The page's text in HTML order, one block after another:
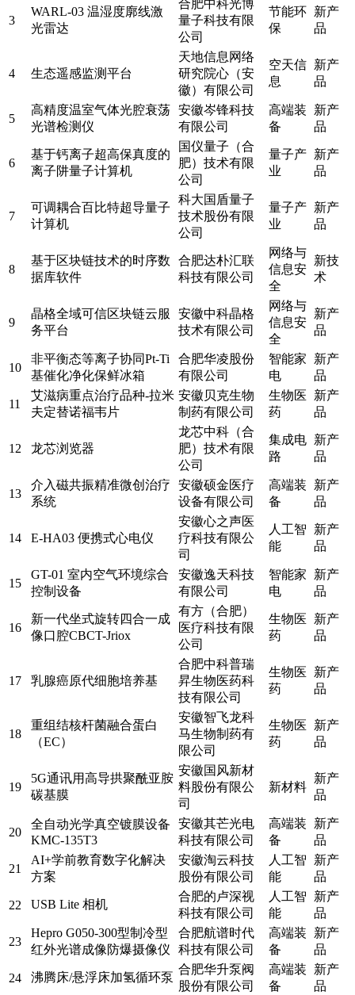
3
WARL-03 温湿度廓线激
光雷达
合肥中科光博
量子科技有限
公司
节能环
保
新产
品
4 生态遥感监测平台
天地信息网络
研究院心（安
徽）有限公司
空天信
息
新产
品
5
高精度温室气体光腔衰荡
光谱检测仪
安徽岑锋科技
有限公司
高端装
备
新产
品
6
基于钙离子超高保真度的
离子阱量子计算机
国仪量子（合
肥）技术有限
公司
量子产
业
新产
品
7
可调耦合百比特超导量子
计算机
科大国盾量子
技术股份有限
公司
量子产
业
新产
品
8
基于区块链技术的时序数
据库软件
合肥达朴汇联
科技有限公司
网络与
信息安
全
新技
术
9
晶格全域可信区块链云服
务平台
安徽中科晶格
技术有限公司
网络与
信息安
全
新产
品
10
非平衡态等离子协同Pt-Ti
基催化净化保鲜冰箱
合肥华凌股份
有限公司
智能家
电
新产
品
11
艾滋病重点治疗品种-拉米
夫定替诺福韦片
安徽贝克生物
制药有限公司
生物医
药
新产
品
12 龙芯浏览器
龙芯中科（合
肥）技术有限
公司
集成电
路
新产
品
13
介入磁共振精准微创治疗
系统
安徽硕金医疗
设备有限公司
高端装
备
新产
品
14 E-HA03 便携式心电仪
安徽心之声医
疗科技有限公
司
人工智
能
新产
品
15
GT-01 室内空气环境综合
控制设备
安徽逸天科技
有限公司
智能家
电
新产
品
16
新一代坐式旋转四合一成
像口腔CBCT-Jriox
有方（合肥）
医疗科技有限
公司
生物医
药
新产
品
17 乳腺癌原代细胞培养基
合肥中科普瑞
昇生物医药科
技有限公司
生物医
药
新产
品
18
重组结核杆菌融合蛋白
（EC）
安徽智飞龙科
马生物制药有
限公司
生物医
药
新产
品
19
5G通讯用高导拱聚酰亚胺
碳基膜
安徽国风新材
料股份有限公
司
新材料
新产
品
20
全自动光学真空镀膜设备
KMC-135T3
安徽其芒光电
科技有限公司
高端装
备
新产
品
21
AI+学前教育数字化解决
方案
安徽淘云科技
股份有限公司
人工智
能
新产
品
22 USB Lite 相机
合肥的卢深视
科技有限公司
人工智
能
新产
品
23
Hepro G050-300型制冷型
红外光谱成像防爆摄像仪
合肥航谱时代
科技有限公司
高端装
备
新产
品
24 沸腾床/悬浮床加氢循环泵
合肥华升泵阀
股份有限公司
高端装
备
新产
品